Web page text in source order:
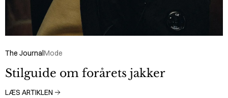
The JournalMode
Stilguide om forårets jakker
LÆS ARTIKLEN